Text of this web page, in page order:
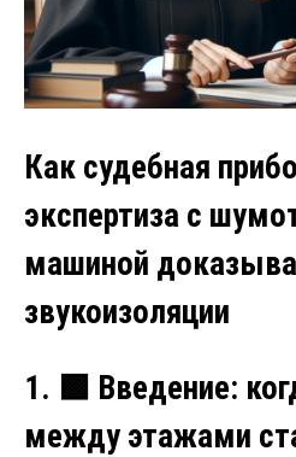
Как судебная
экспертиза с
машиной
звукоизоляции
1.
🟩 Введение:
между этажами